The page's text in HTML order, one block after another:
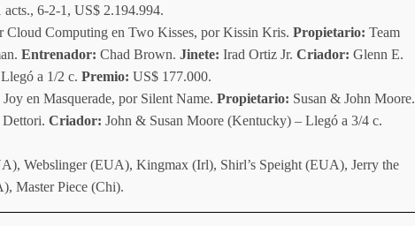
acts., 6-2-1, US$ 2.194.994.
Cloud Computing en Two Kisses, por Kissin Kris. Propietario: Team
Entrenador: Chad Brown. Jinete: Irad Ortiz Jr. Criador: Glenn E.
a 1/2 c. Premio: US$ 177.000.
en Masquerade, por Silent Name. Propietario: Susan & John Moore.
Criador: John & Susan Moore (Kentucky) – Llegó a 3/4 c.
Webslinger (EUA), Kingmax (Irl), Shirl’s Speight (EUA), Jerry the
Master Piece (Chi).